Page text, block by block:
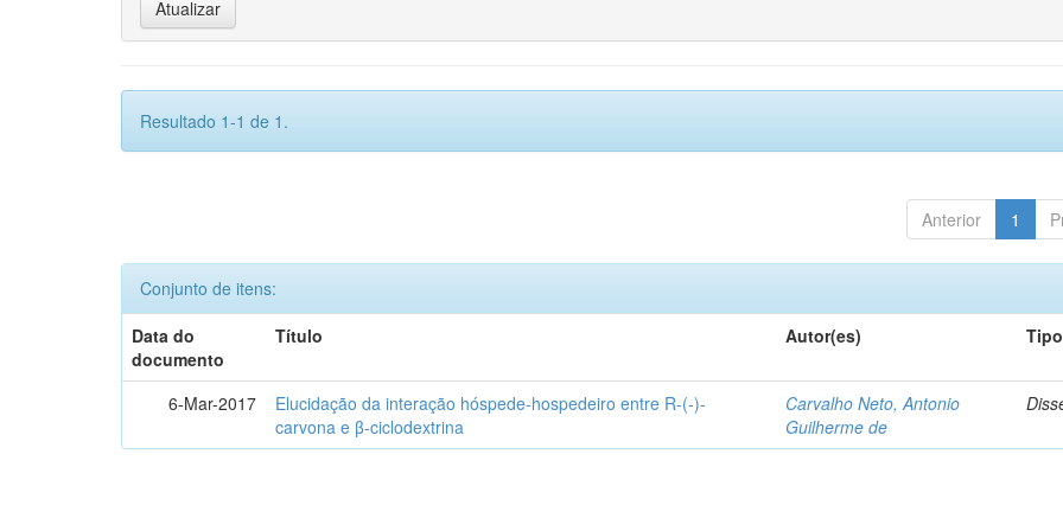
Resultado 1-1 de 1.
Anterior 1
Conjunto de itens:
Data do
documento
Título Autor(es) Tipo
6-Mar-2017
Elucidação da interação hóspede-hospedeiro entre R-(-)-
carvona e β-ciclodextrina
Carvalho Neto, Antonio
Guilherme de